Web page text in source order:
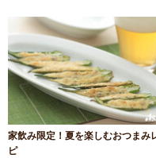
家飲み限定！夏を楽しむおつまみ
ピ